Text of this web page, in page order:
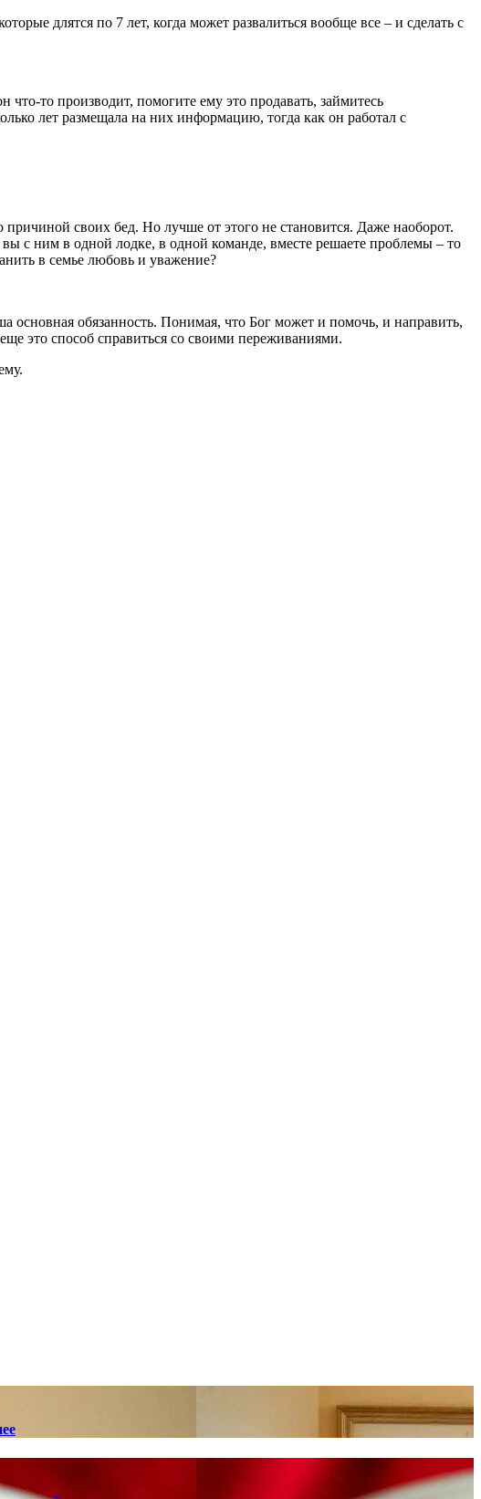
длятся по 7 лет, когда может развалиться вообще все – и сделать с
что-то производит, помогите ему это продавать, займитесь
лет размещала на них информацию, тогда как он работал с
своих бед. Но лучше от этого не становится. Даже наоборот.
с ним в одной лодке, в одной команде, вместе решаете проблемы – то
в семье любовь и уважение?
обязанность. Понимая, что Бог может и помочь, и направить,
это способ справиться со своими переживаниями.